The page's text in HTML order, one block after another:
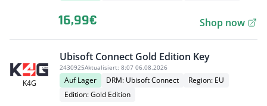
16,99€ Shop now
K4G
Ubisoft Connect Gold Edition Key
2430925Aktualisiert: 8:07 06.08.2026
Auf Lager DRM: Ubisoft Connect
Region: EU
Edition: Gold Edition